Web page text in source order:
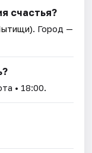
счастья?
. Город —
• 18:00.